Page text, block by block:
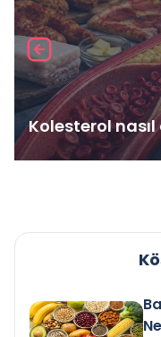
Kolesterol